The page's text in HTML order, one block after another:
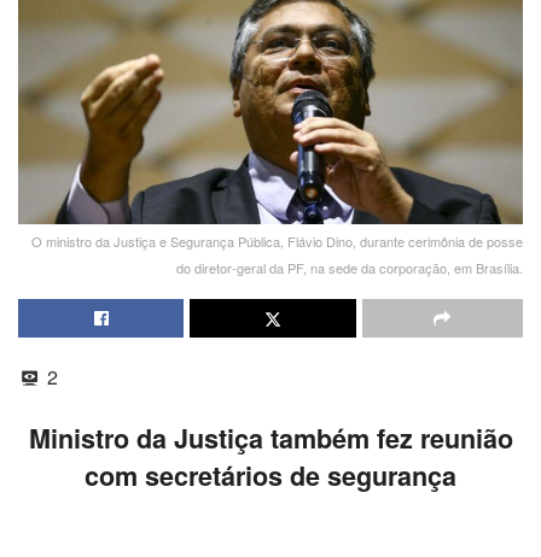
O ministro da Justiça e Segurança Pública, Flávio Dino, durante cerimônia de posse
do diretor-geral da PF, na sede da corporação, em Brasília.
2
Ministro da Justiça também fez reunião
com secretários de segurança